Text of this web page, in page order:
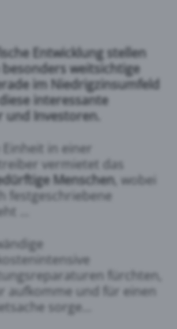
Entwicklung stellen
weitsichtige
im Niedrigzinsumfeld
interessante
Investoren.
Einheit in einer
vermietet das
Menschen , wobei
festgeschriebene
...
fürchten,
aufkomme und für einen
sorge...